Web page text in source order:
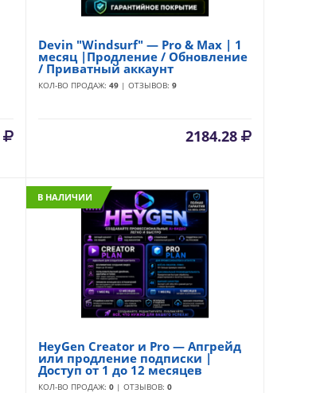
Devin "Windsurf" — Pro & Max | 1
месяц |Продление / Обновление
/ Приватный аккаунт
КОЛ-ВО ПРОДАЖ: 49 | ОТЗЫВОВ: 9
2184.28
В НАЛИЧИИ
HeyGen Creator и Pro — Апгрейд
или продление подписки |
Доступ от 1 до 12 месяцев
КОЛ-ВО ПРОДАЖ: 0 | ОТЗЫВОВ: 0